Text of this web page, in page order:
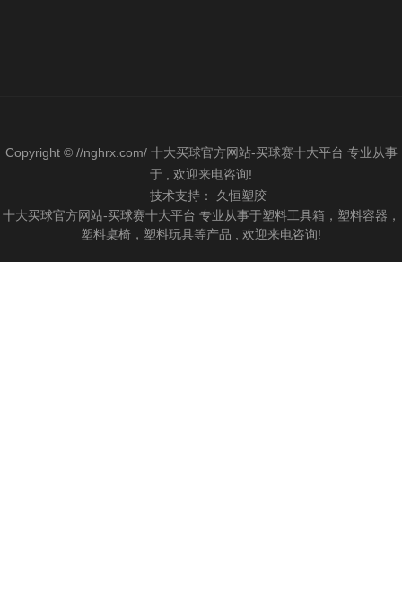
Copyright © //nghrx.com/ 十大买球官方网站-买球赛十大平台 专业从事
于 , 欢迎来电咨询!
技术支持：
久恒塑胶
十大买球官方网站-买球赛十大平台 专业从事于塑料工具箱，塑料容器，
塑料桌椅，塑料玩具等产品 , 欢迎来电咨询!